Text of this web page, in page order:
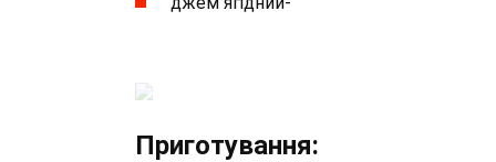
Приготування: